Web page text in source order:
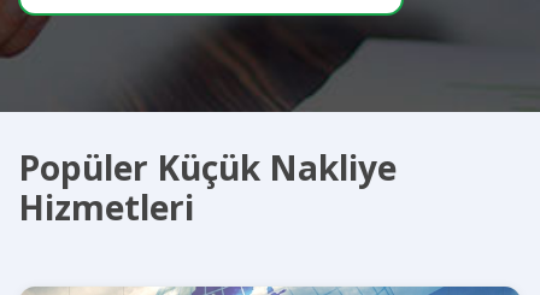
Popüler Küçük Nakliye
Hizmetleri